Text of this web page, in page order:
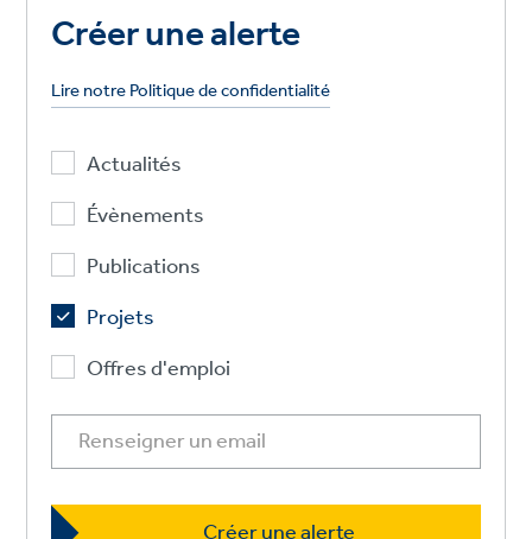
Créer une alerte
Lire notre Politique de confidentialité
Actualités
Évènements
Publications
Projets
Offres d'emploi